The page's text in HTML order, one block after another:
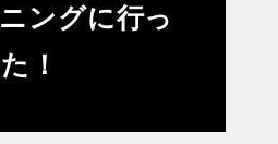
ングに行っ
！